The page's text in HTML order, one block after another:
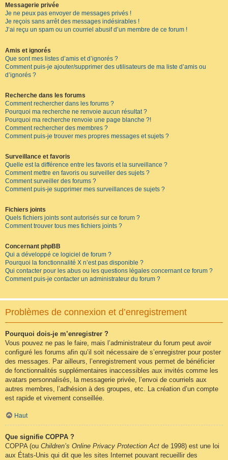
Messagerie privée
Je ne peux pas envoyer de messages privés !
Je reçois sans arrêt des messages indésirables !
J’ai reçu un spam ou un courriel abusif d’un membre de ce forum !
Amis et ignorés
Que sont mes listes d’amis et d’ignorés ?
Comment puis-je ajouter/supprimer des utilisateurs de ma liste d’amis ou
d’ignorés ?
Recherche dans les forums
Comment rechercher dans les forums ?
Pourquoi ma recherche ne renvoie aucun résultat ?
Pourquoi ma recherche renvoie une page blanche ?!
Comment rechercher des membres ?
Comment puis-je trouver mes propres messages et sujets ?
Surveillance et favoris
Quelle est la différence entre les favoris et la surveillance ?
Comment mettre en favoris ou surveiller des sujets ?
Comment surveiller des forums ?
Comment puis-je supprimer mes surveillances de sujets ?
Fichiers joints
Quels fichiers joints sont autorisés sur ce forum ?
Comment trouver tous mes fichiers joints ?
Concernant phpBB
Qui a développé ce logiciel de forum ?
Pourquoi la fonctionnalité X n’est pas disponible ?
Qui contacter pour les abus ou les questions légales concernant ce forum ?
Comment puis-je contacter un administrateur du forum ?
Problèmes de connexion et d’enregistrement
Pourquoi dois-je m’enregistrer ?
Vous pouvez ne pas le faire, mais l’administrateur du forum peut avoir
configuré les forums afin qu’il soit nécessaire de s’enregistrer pour poster
des messages. Par ailleurs, l’enregistrement vous permet de bénéficier
de fonctionnalités supplémentaires inaccessibles aux invités comme les
avatars personnalisés, la messagerie privée, l’envoi de courriels aux
autres membres, l’adhésion à des groupes, etc. La création d’un compte
est rapide et vivement conseillée.
Haut
Que signifie COPPA ?
COPPA (ou Children’s Online Privacy Protection Act de 1998) est une loi
aux États-Unis qui dit que les sites Internet pouvant recueillir des